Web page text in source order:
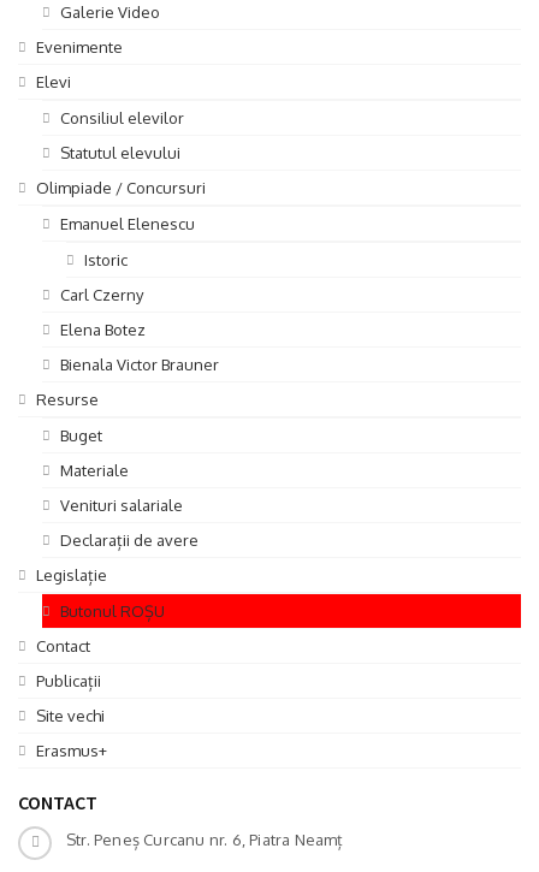
Galerie Video
Evenimente
Elevi
Consiliul elevilor
Statutul elevului
Olimpiade / Concursuri
Emanuel Elenescu
Istoric
Carl Czerny
Elena Botez
Bienala Victor Brauner
Resurse
Buget
Materiale
Venituri salariale
Declarații de avere
Legislație
Butonul ROȘU
Contact
Publicații
Site vechi
Erasmus+
CONTACT
Str. Peneș Curcanu nr. 6, Piatra Neamț